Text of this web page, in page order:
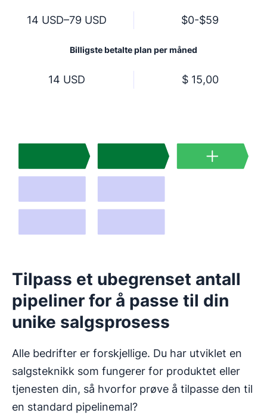
14 USD–79 USD $0-$59
Billigste betalte plan per måned
14 USD $ 15,00
Tilpass et ubegrenset antall
pipeliner for å passe til din
unike salgsprosess
Alle bedrifter er forskjellige. Du har utviklet en
salgsteknikk som fungerer for produktet eller
tjenesten din, så hvorfor prøve å tilpasse den til
en standard pipelinemal?